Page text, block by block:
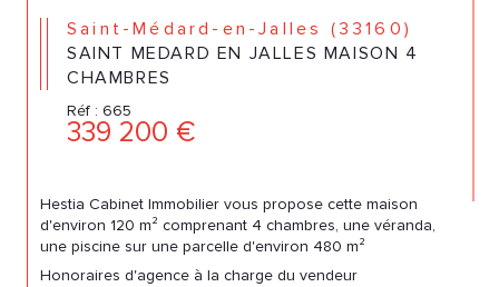
Saint-Médard-en-Jalles (33160)
SAINT MEDARD EN JALLES MAISON 4
CHAMBRES
Réf : 665
339 200 €
Hestia Cabinet Immobilier vous propose cette maison
d'environ 120 m² comprenant 4 chambres, une véranda,
une piscine sur une parcelle d'environ 480 m²
Honoraires d'agence à la charge du vendeur